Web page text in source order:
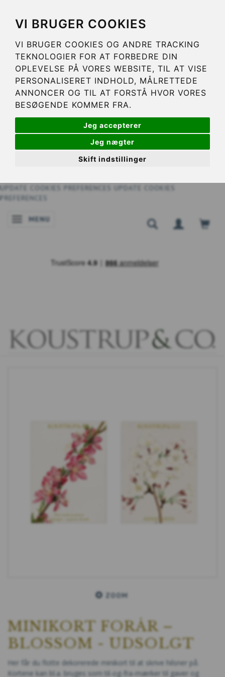
VI BRUGER COOKIES
VI BRUGER COOKIES OG ANDRE TRACKING
TEKNOLOGIER FOR AT FORBEDRE DIN
OPLEVELSE PÅ VORES WEBSITE, TIL AT VISE
PERSONALISERET INDHOLD, MÅLRETTEDE
ANNONCER OG TIL AT FORSTÅ HVOR VORES
BESØGENDE KOMMER FRA.
Jeg accepterer
Jeg nægter
Skift indstillinger
UPDATE COOKIES PREFERENCES
UPDATE COOKIES
PREFERENCES
SKIFTE NAVIGATION
MENU
ZOOM
MINIKORT FORÅR –
BLOSSOM - UDSOLGT
Her får du flotte dekorerede minikort til at skrive hilsner på.
Kortene kan bl.a. bruges som til-og-fra-mærker til gaver og